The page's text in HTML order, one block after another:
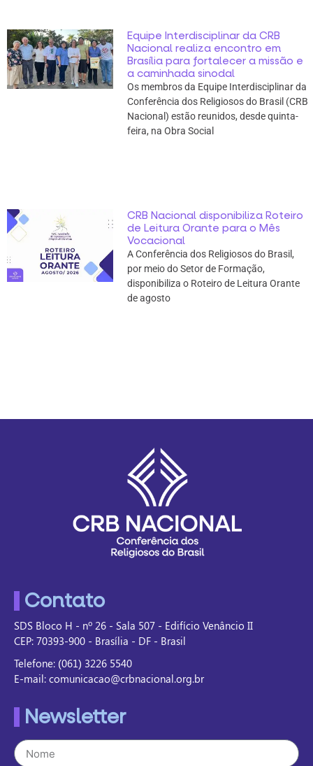
Equipe Interdisciplinar da CRB
Nacional realiza encontro em
Brasília para fortalecer a missão e
a caminhada sinodal
Os membros da Equipe Interdisciplinar da
Conferência dos Religiosos do Brasil (CRB
Nacional) estão reunidos, desde quinta-
feira, na Obra Social
CRB Nacional disponibiliza Roteiro
de Leitura Orante para o Mês
Vocacional
A Conferência dos Religiosos do Brasil,
por meio do Setor de Formação,
disponibiliza o Roteiro de Leitura Orante
de agosto
Contato
SDS Bloco H - nº 26 - Sala 507 - Edifício Venâncio II
CEP: 70393-900 - Brasília - DF - Brasil
Telefone: (061) 3226 5540
E-mail: comunicacao@crbnacional.org.br
Newsletter